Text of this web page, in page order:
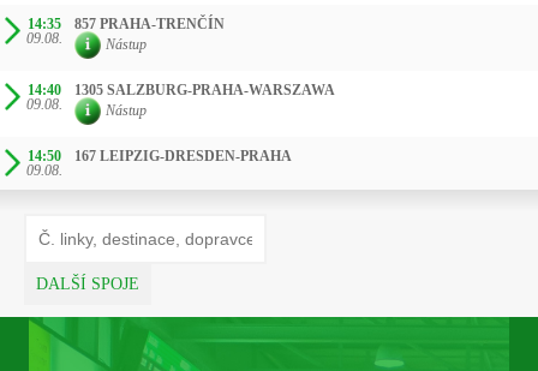
14:35
09.08.
857 PRAHA-TRENČÍN
Nástup
14:40
09.08.
1305 SALZBURG-PRAHA-WARSZAWA
Nástup
14:50
09.08.
167 LEIPZIG-DRESDEN-PRAHA
DALŠÍ SPOJE